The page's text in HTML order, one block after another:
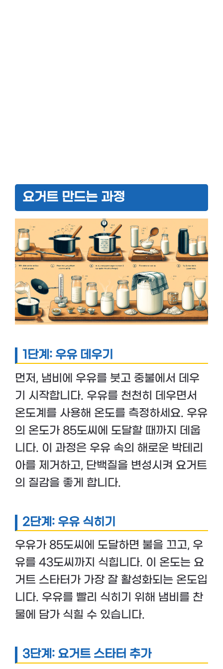
요거트 만드는 과정
1단계: 우유 데우기
먼저, 냄비에 우유를 붓고 중불에서 데우
기 시작합니다. 우유를 천천히 데우면서
온도계를 사용해 온도를 측정하세요. 우유
의 온도가 85도씨에 도달할 때까지 데웁
니다. 이 과정은 우유 속의 해로운 박테리
아를 제거하고, 단백질을 변성시켜 요거트
의 질감을 좋게 합니다.
2단계: 우유 식히기
우유가 85도씨에 도달하면 불을 끄고, 우
유를 43도씨까지 식힙니다. 이 온도는 요
거트 스타터가 가장 잘 활성화되는 온도입
니다. 우유를 빨리 식히기 위해 냄비를 찬
물에 담가 식힐 수 있습니다.
3단계: 요거트 스타터 추가